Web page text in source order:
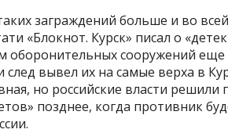
заграждений больше и во
«Блокнот. Курск» писал о
оборонительных сооружений
след вывел их на самые верха в
но российские власти решили
позднее, когда противник